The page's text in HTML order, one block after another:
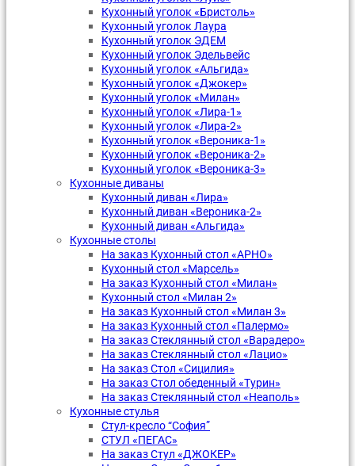
Кухонный уголок «Бристоль»
Кухонный уголок Лаура
Кухонный уголок ЭДЕМ
Кухонный уголок Эдельвейс
Кухонный уголок «Альгида»
Кухонный уголок «Джокер»
Кухонный уголок «Милан»
Кухонный уголок «Лира-1»
Кухонный уголок «Лира-2»
Кухонный уголок «Вероника-1»
Кухонный уголок «Вероника-2»
Кухонный уголок «Вероника-3»
Кухонные диваны
Кухонный диван «Лира»
Кухонный диван «Вероника-2»
Кухонный диван «Альгида»
Кухонные столы
На заказ Кухонный стол «АРНО»
Кухонный стол «Марсель»
На заказ Кухонный стол «Милан»
Кухонный стол «Милан 2»
На заказ Кухонный стол «Милан 3»
На заказ Кухонный стол «Палермо»
На заказ Стеклянный стол «Варадеро»
На заказ Стеклянный стол «Лацио»
На заказ Стол «Сицилия»
На заказ Стол обеденный «Турин»
На заказ Стеклянный стол «Неаполь»
Кухонные стулья
Стул-кресло “София”
CТУЛ «ПЕГАС»
На заказ Стул «ДЖОКЕР»